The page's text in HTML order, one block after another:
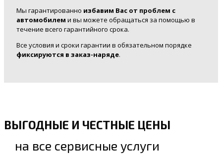
Мы гарантированно избавим Вас от проблем с
автомобилем и вы можете обращаться за помощью в
течение всего гарантийного срока.
Все условия и сроки гарантии в обязательном порядке
фиксируются в заказ-наряде.
ВЫГОДНЫЕ И ЧЕСТНЫЕ ЦЕНЫ
на все сервисные услуги